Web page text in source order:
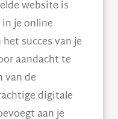
website is
je online
succes van je
aandacht te
van de
digitale
aan je